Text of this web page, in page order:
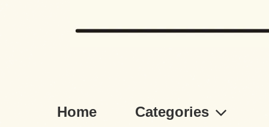
Home Categories